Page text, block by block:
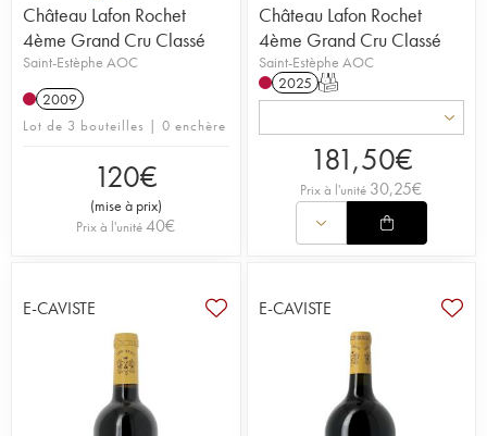
Château Lafon Rochet
4ème Grand Cru Classé
Saint-Estèphe AOC
2009
Lot de 3 bouteilles | 0 enchère
120€
(mise à prix)
Prix à l'unité40€
Château Lafon Rochet
4ème Grand Cru Classé
Saint-Estèphe AOC
2025 T
181,50€
Prix à l'unité 30,25€
E-CAVISTE E-CAVISTE